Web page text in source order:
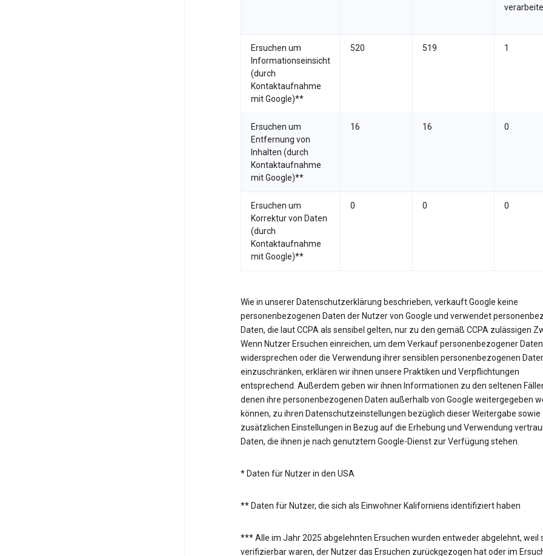
Ersuchen um
Informationseinsicht
(durch
Kontaktaufnahme
mit Google)**
520 519 1
Ersuchen um
Entfernung von
Inhalten (durch
Kontaktaufnahme
mit Google)**
16 16 0
Ersuchen um
Korrektur von Daten
(durch
Kontaktaufnahme
mit Google)**
0 0 0
Wie in unserer Datenschutzerklärung beschrieben, verkauft Google keine
personenbezogenen Daten der Nutzer von Google und verwendet
Daten, die laut CCPA als sensibel gelten, nur zu den gemäß CCPA zulässigen
Wenn Nutzer Ersuchen einreichen, um dem Verkauf personenbezogener
widersprechen oder die Verwendung ihrer sensiblen personenbezogenen
einzuschränken, erklären wir ihnen unsere Praktiken und Verpflichtungen
entsprechend. Außerdem geben wir ihnen Informationen zu den seltenen
denen ihre personenbezogenen Daten außerhalb von Google weitergegeben
können, zu ihren Datenschutzeinstellungen bezüglich dieser Weitergabe sowie
zusätzlichen Einstellungen in Bezug auf die Erhebung und Verwendung
Daten, die ihnen je nach genutztem Google-Dienst zur Verfügung stehen.
* Daten für Nutzer in den USA
** Daten für Nutzer, die sich als Einwohner Kaliforniens identifiziert haben
*** Alle im Jahr 2025 abgelehnten Ersuchen wurden entweder abgelehnt, weil
verifizierbar waren, der Nutzer das Ersuchen zurückgezogen hat oder im